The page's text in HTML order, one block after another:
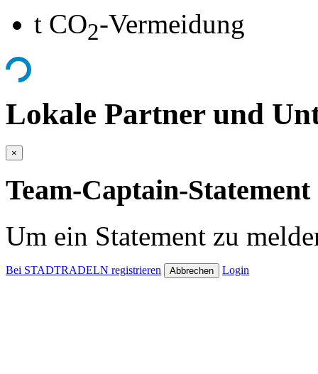
t CO2-Vermeidung
Lokale Partner und
×
Team-Captain-
Um ein Statement zu
Bei STADTRADELN registrieren Abbrechen Login